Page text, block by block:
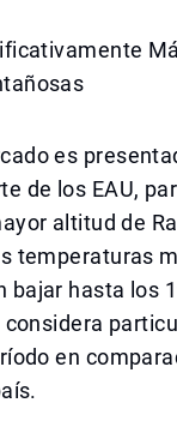
es
de los EAU,
altitud de
temperaturas
bajar hasta los
considera
en